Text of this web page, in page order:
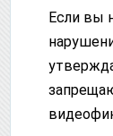
Если вы